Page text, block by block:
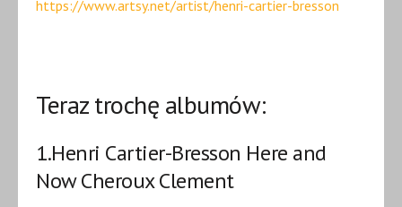
https://www.artsy.net/artist/henri-cartier-bresson
Teraz trochę albumów:
1.Henri Cartier-Bresson Here and
Now Cheroux Clement